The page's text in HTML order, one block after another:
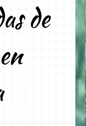
de